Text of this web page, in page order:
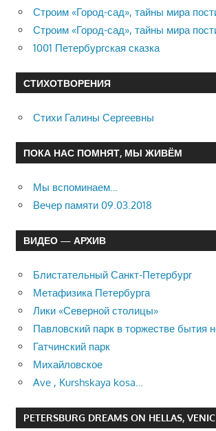
Строим «Город-сад», тайны мира
Строим «Город-сад», тайны мира
1001 Петербургская сказка
СТИХОТВОРЕНИЯ
Стихи Галины Сергеевны
ПОКА НАС ПОМНЯТ, МЫ ЖИВЁМ
Мы вспоминаем…
Вечер памяти 09.03.2018
ВИДЕО — АРХИВ
Блистательный Санкт-Петербург
Метафизика Петербурга
Лики «Северной столицы»
Павловский парк в торжестве бытия
Гатчинский парк
Михайловское
Ave , Kurshskaya kosa…
PETERSBURG DREAMS ON HELLAS,